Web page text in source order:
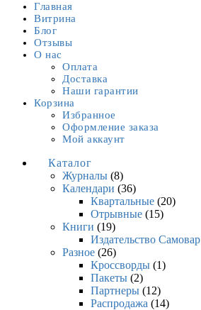
Главная
Витрина
Блог
Отзывы
О нас
Оплата
Доставка
Наши гарантии
Корзина
Избранное
Оформление заказа
Мой аккаунт
Каталог
Журналы (8)
Календари (36)
Квартальные (20)
Отрывные (15)
Книги (19)
Издательство Самовар
Разное (26)
Кроссворды (1)
Пакеты (2)
Партнеры (12)
Распродажа (14)